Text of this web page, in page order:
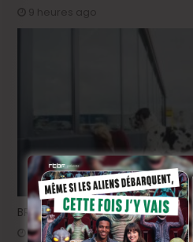
9 heures ago
BRIFF 2026: la Compétition belge!
2 jours ago